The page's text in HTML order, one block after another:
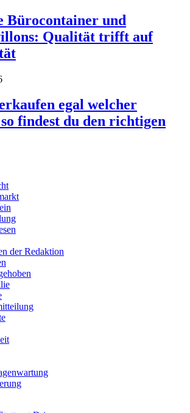
Bürocontainer und
Qualität trifft auf
egal welcher
findest du den richtigen
der Redaktion